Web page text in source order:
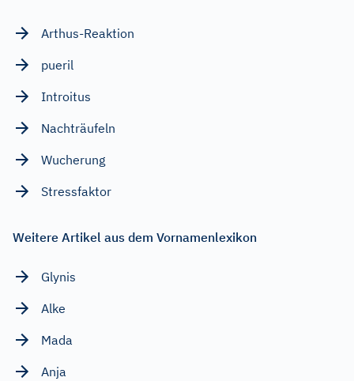
Arthus-Reaktion
pueril
Introitus
Nachträufeln
Wucherung
Stressfaktor
Weitere Artikel aus dem Vornamenlexikon
Glynis
Alke
Mada
Anja